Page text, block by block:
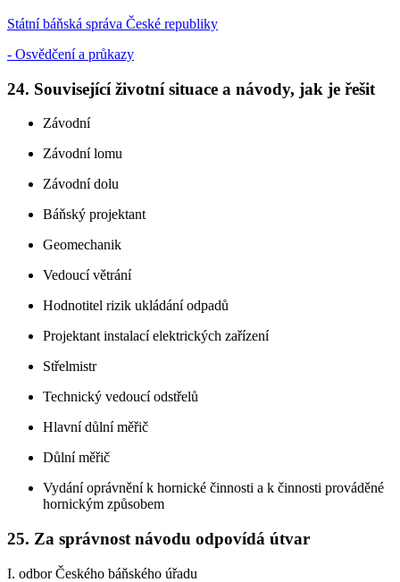
Státní báňská správa České republiky
- Osvědčení a průkazy
24. Související životní situace a návody, jak je řešit
Závodní
Závodní lomu
Závodní dolu
Báňský projektant
Geomechanik
Vedoucí větrání
Hodnotitel rizik ukládání odpadů
Projektant instalací elektrických zařízení
Střelmistr
Technický vedoucí odstřelů
Hlavní důlní měřič
Důlní měřič
Vydání oprávnění k hornické činnosti a k činnosti prováděné
hornickým způsobem
25. Za správnost návodu odpovídá útvar
I. odbor Českého báňského úřadu